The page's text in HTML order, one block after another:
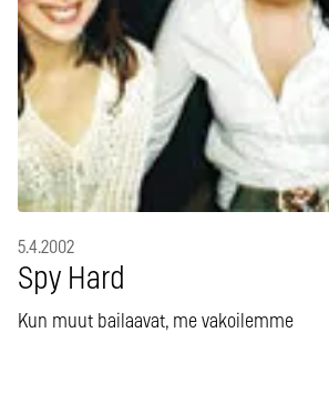
5.4.2002
Spy Hard
Kun muut bailaavat, me vakoilemme